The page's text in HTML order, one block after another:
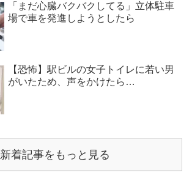
「まだ心臓バクバクしてる」立体駐車
場で車を発進しようとしたら
【恐怖】駅ビルの女子トイレに若い男
がいたため、声をかけたら…
新着記事をもっと見る